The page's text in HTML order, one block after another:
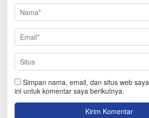
Simpan nama, email, dan situs web
ini untuk komentar saya berikutnya.